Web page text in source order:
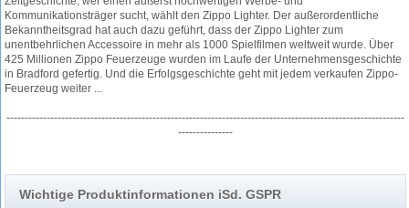
Kommunikationsträger sucht, wählt den Zippo Lighter. Der außerordentliche
Bekanntheitsgrad hat auch dazu geführt, dass der Zippo Lighter zum
unentbehrlichen Accessoire in mehr als 1000 Spielfilmen weltweit wurde. Über
425 Millionen Zippo Feuerzeuge wurden im Laufe der Unternehmensgeschichte
in Bradford gefertig. Und die Erfolgsgeschichte geht mit jedem verkaufen Zippo-
Feuerzeug weiter ...
-------------------------------------------------------------------------------------------------------------
---------------
Wichtige Produktinformationen iSd. GSPR